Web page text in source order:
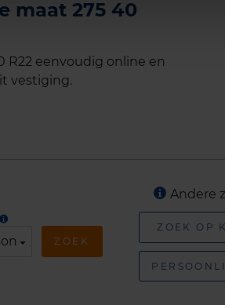
maat 275 40
R22 eenvoudig online en
vestiging.
ZOEK
Andere
ZOEK OP